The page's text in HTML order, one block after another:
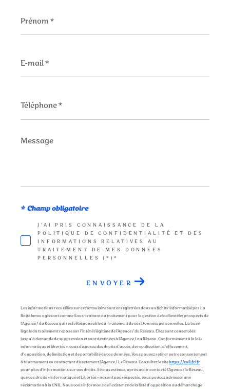
*
mail
*
Message
*
J'AI PRIS CONNAISSANCE DE LA
POLITIQUE DE CONFIDENTIALITÉ ET DES
INFORMATIONS RELATIVES AU
TRAITEMENT DE MES DONNÉES
PERSONNELLES (*)*
* Champ obligatoire
ENVOYER
Les informations recueillies sur ce formulaire sont enregistrées dans un fichier informatisé par La
Boite Immo agissant comme Sous-traitant du traitement pour la gestion de la clientèle/prospects de
l'Agence / du Réseau qui reste Responsable du Traitement de vos Données personnelles. La base
légale du traitement repose sur l'intérêt légitime de l'Agence / du Réseau. Elles sont conservées
jusqu'à demande de suppression et sont destinées à l'Agence / au Réseau. Conformément à la loi «
informatique et libertés », vous disposez des droits d’accès, de rectification, d’effacement,
d’opposition, de limitation et de portabilité de vos données. Vous pouvez retirer votre consentement
à tout moment en contactant directement l’Agence / Le Réseau. Consultez le sitehttps://cnil.fr/fr
pour plus d’informations sur vos droits. Si vous estimez, après avoir contacté l'Agence / le Réseau,
que vos droits « Informatique et Libertés » ne sont pas respectés, vous pouvez adresser une
réclamation à la CNIL. Nous vous informons de l’existence de la liste d'opposition au démarchage